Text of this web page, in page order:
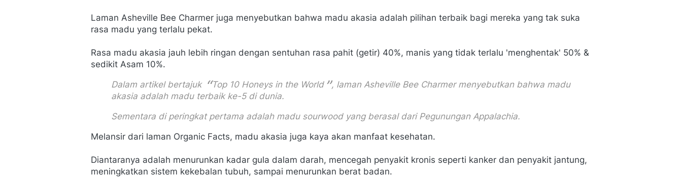
Laman Asheville Bee Charmer juga menyebutkan bahwa madu akasia adalah pilihan terbaik bagi mereka yang tak suka
rasa madu yang terlalu pekat.
Rasa madu akasia jauh lebih ringan dengan sentuhan rasa pahit (getir) 40%, manis yang tidak terlalu 'menghentak' 50% &
sedikit Asam 10%.
Dalam artikel bertajuk
Top 10 Honeys in the World
, laman Asheville Bee Charmer menyebutkan bahwa madu
akasia adalah madu terbaik ke-5 di dunia.
Sementara di peringkat pertama adalah madu sourwood yang berasal dari Pegunungan Appalachia.
Melansir dari laman Organic Facts, madu akasia juga kaya akan manfaat kesehatan.
Diantaranya adalah menurunkan kadar gula dalam darah, mencegah penyakit kronis seperti kanker dan penyakit jantung,
meningkatkan sistem kekebalan tubuh, sampai menurunkan berat badan.